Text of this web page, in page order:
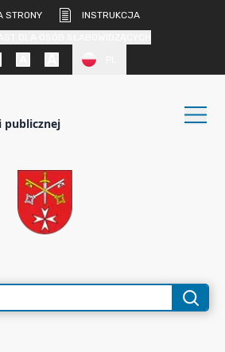
STRONY
INSTRUKCJA
publicznej